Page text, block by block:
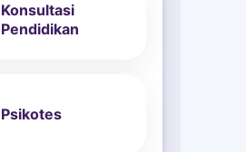
Konsultasi
Pendidikan
Psikotes